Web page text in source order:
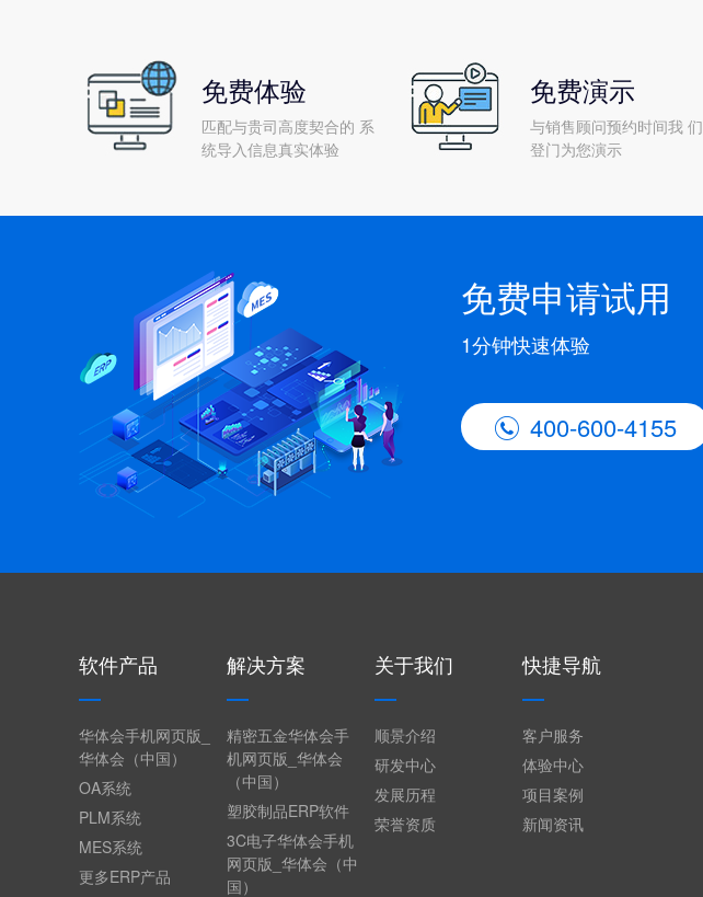
免费体验
匹配与贵司高度契合的 系
统导入信息真实体验
免费演示
与销售顾问预约时间我 们
登门为您演示
免费申请试用
1分钟快速体验
 400-600-4155
软件产品
华体会手机网页版_
华体会（中国）
OA系统
PLM系统
MES系统
更多ERP产品
解决方案
精密五金华体会手
机网页版_华体会
（中国）
塑胶制品ERP软件
3C电子华体会手机
网页版_华体会（中
国）
关于我们
顺景介绍
研发中心
发展历程
荣誉资质
快捷导航
客户服务
体验中心
项目案例
新闻资讯